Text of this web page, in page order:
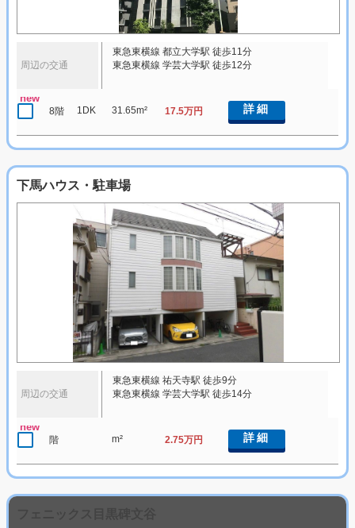
周辺の交通
東急東横線 都立大学駅 徒歩11分
東急東横線 学芸大学駅 徒歩12分
new
8階 1DK 31.65m² 17.5万円 詳細
下馬ハウス・駐車場
周辺の交通
東急東横線 祐天寺駅 徒歩9分
東急東横線 学芸大学駅 徒歩14分
new
階 m² 2.75万円 詳細